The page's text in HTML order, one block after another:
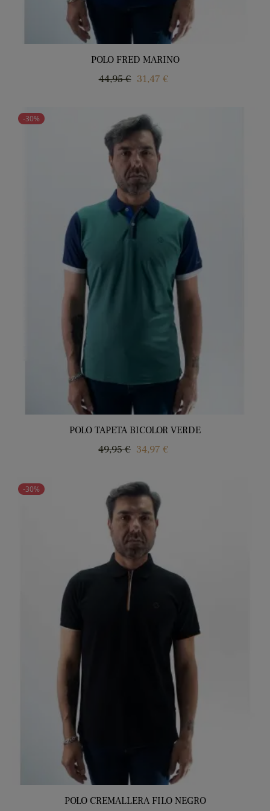
POLO FRED MARINO
Precio
44,95 € Precio
31,47 €
-30%
POLO TAPETA BICOLOR VERDE
Precio
49,95 € Precio
34,97 €
-30%
POLO CREMALLERA FILO NEGRO